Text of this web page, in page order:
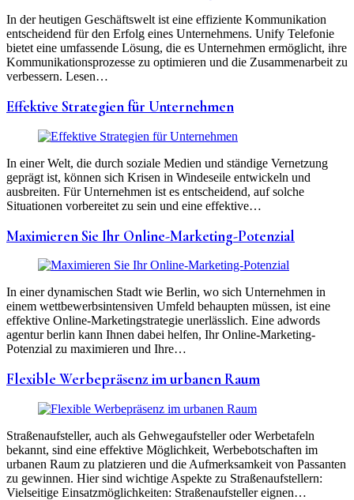
In der heutigen Geschäftswelt ist eine effiziente Kommunikation
entscheidend für den Erfolg eines Unternehmens. Unify Telefonie
bietet eine umfassende Lösung, die es Unternehmen ermöglicht, ihre
Kommunikationsprozesse zu optimieren und die Zusammenarbeit zu
verbessern. Lesen…
Effektive Strategien für Unternehmen
In einer Welt, die durch soziale Medien und ständige Vernetzung
geprägt ist, können sich Krisen in Windeseile entwickeln und
ausbreiten. Für Unternehmen ist es entscheidend, auf solche
Situationen vorbereitet zu sein und eine effektive…
Maximieren Sie Ihr Online-Marketing-Potenzial
In einer dynamischen Stadt wie Berlin, wo sich Unternehmen in
einem wettbewerbsintensiven Umfeld behaupten müssen, ist eine
effektive Online-Marketingstrategie unerlässlich. Eine adwords
agentur berlin kann Ihnen dabei helfen, Ihr Online-Marketing-
Potenzial zu maximieren und Ihre…
Flexible Werbepräsenz im urbanen Raum
Straßenaufsteller, auch als Gehwegaufsteller oder Werbetafeln
bekannt, sind eine effektive Möglichkeit, Werbebotschaften im
urbanen Raum zu platzieren und die Aufmerksamkeit von Passanten
zu gewinnen. Hier sind wichtige Aspekte zu Straßenaufstellern:
Vielseitige Einsatzmöglichkeiten: Straßenaufsteller eignen…